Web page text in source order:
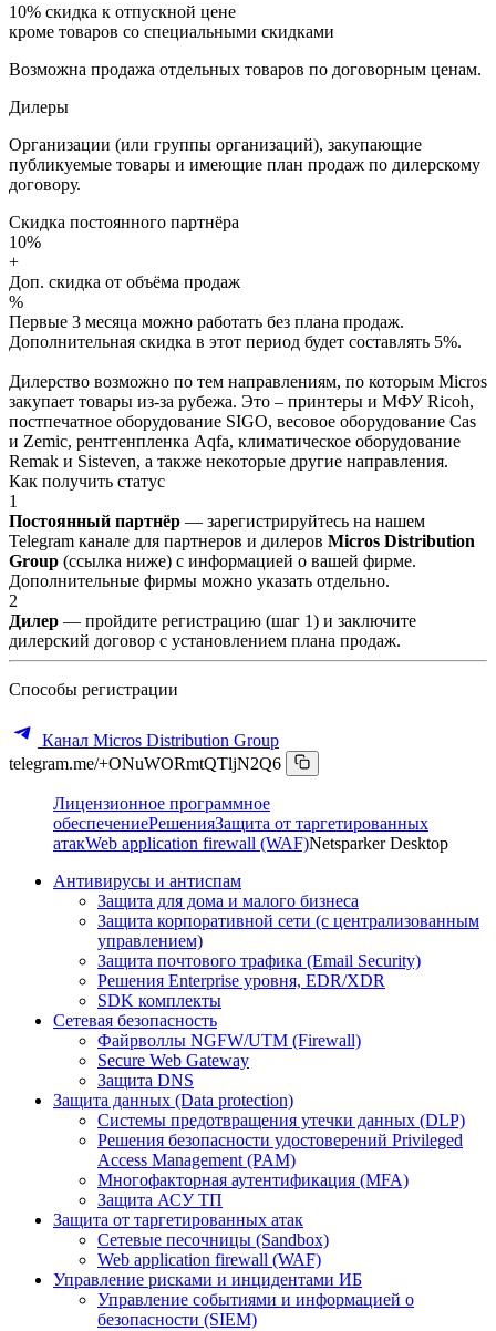
10% скидка к отпускной цене
кроме товаров со специальными скидками
Возможна продажа отдельных товаров по договорным ценам.
Дилеры
Организации (или группы организаций), закупающие
публикуемые товары и имеющие план продаж по дилерскому
договору.
Скидка постоянного партнёра
10%
+
Доп. скидка от объёма продаж
%
Первые 3 месяца можно работать без плана продаж.
Дополнительная скидка в этот период будет составлять 5%.
Дилерство возможно по тем направлениям, по которым Micros
закупает товары из-за рубежа. Это – принтеры и МФУ Ricoh,
постпечатное оборудование SIGO, весовое оборудование Cas
и Zemic, рентгенпленка Aqfa, климатическое оборудование
Remak и Sisteven, а также некоторые другие направления.
Как получить статус
1
Постоянный партнёр — зарегистрируйтесь на нашем
Telegram канале для партнеров и дилеров Micros Distribution
Group (ссылка ниже) с информацией о вашей фирме.
Дополнительные фирмы можно указать отдельно.
2
Дилер — пройдите регистрацию (шаг 1) и заключите
дилерский договор с установлением плана продаж.
Способы регистрации
Канал Micros Distribution Group
telegram.me/+ONuWORmtQTljN2Q6
Лицензионное программное
обеспечениеРешенияЗащита от таргетированных
атакWeb application firewall (WAF)Netsparker Desktop
Антивирусы и антиспам
Защита для дома и малого бизнеса
Защита корпоративной сети (с централизованным
управлением)
Защита почтового трафика (Email Security)
Решения Enterprise уровня, EDR/XDR
SDK комплекты
Сетевая безопасность
Файрволлы NGFW/UTM (Firewall)
Secure Web Gateway
Защита DNS
Защита данных (Data protection)
Системы предотвращения утечки данных (DLP)
Решения безопасности удостоверений Privileged
Access Management (PAM)
Многофакторная аутентификация (MFA)
Защита АСУ ТП
Защита от таргетированных атак
Сетевые песочницы (Sandbox)
Web application firewall (WAF)
Управление рисками и инцидентами ИБ
Управление событиями и информацией о
безопасности (SIEM)